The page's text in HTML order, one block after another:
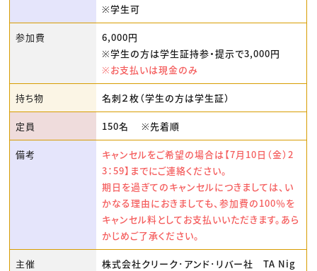
※学生可
参加費
6,000円
※学生の方は学生証持参・提示で3,000円
※お支払いは現金のみ
持ち物 名刺２枚（学生の方は学生証）
定員 150名 ※先着順
備考
キャンセルをご希望の場合は【7月10日（金）2
3：59】までにご連絡ください。
期日を過ぎてのキャンセルにつきましては、い
かなる理由におきましても、参加費の100％を
キャンセル料としてお支払いいただきます。あら
かじめご了承ください。
主催
株式会社クリーク･アンド･リバー社 TA Nig